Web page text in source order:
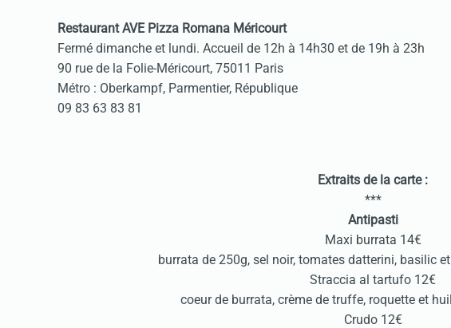
Restaurant AVE Pizza Romana Méricourt
Fermé dimanche et lundi. Accueil de 12h à 14h30 et de 19h à 23h
90 rue de la Folie-Méricourt, 75011 Paris
Métro : Oberkampf, Parmentier, République
09 83 63 83 81
Extraits de la carte :
***
Antipasti
Maxi burrata 14€
burrata de 250g, sel noir, tomates datterini, basilic
Straccia al tartufo 12€
coeur de burrata, crème de truffe, roquette et
Crudo 12€